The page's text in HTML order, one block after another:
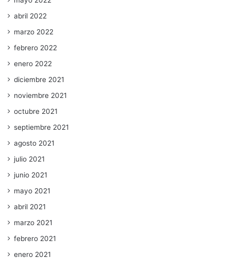
abril 2022
marzo 2022
febrero 2022
enero 2022
diciembre 2021
noviembre 2021
octubre 2021
septiembre 2021
agosto 2021
julio 2021
junio 2021
mayo 2021
abril 2021
marzo 2021
febrero 2021
enero 2021